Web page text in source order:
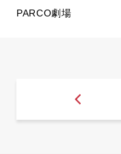
PARCO劇場